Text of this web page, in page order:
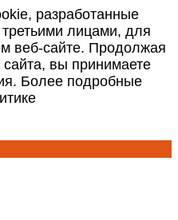
разработанные
лицами, для
веб-сайте. Продолжая
вы принимаете
Более подробные